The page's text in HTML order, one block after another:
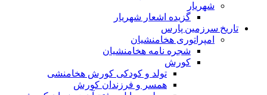
شهریار
گزیده اشعار شهریار
تاریخ سرزمین پارس
امپراتوری هخامنشیان
شجره نامه هخامنشیان
کورش
تولد و کودکی کورش هخامنشی
همسر و فرزندان کورش